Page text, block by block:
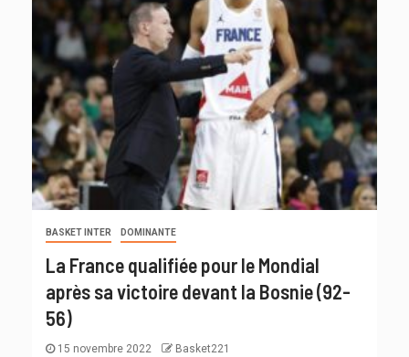
BASKET INTER DOMINANTE
La France qualifiée pour le Mondial
après sa victoire devant la Bosnie (92-
56)
15 novembre 2022 Basket221